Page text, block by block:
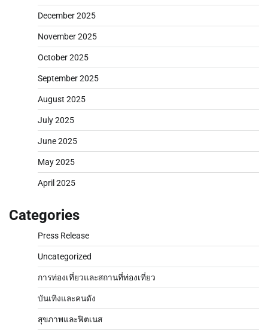
December 2025
November 2025
October 2025
September 2025
August 2025
July 2025
June 2025
May 2025
April 2025
Categories
Press Release
Uncategorized
การท่องเที่ยวและสถานที่ท่องเที่ยว
บันเทิงและคนดัง
สุขภาพและฟิตเนส